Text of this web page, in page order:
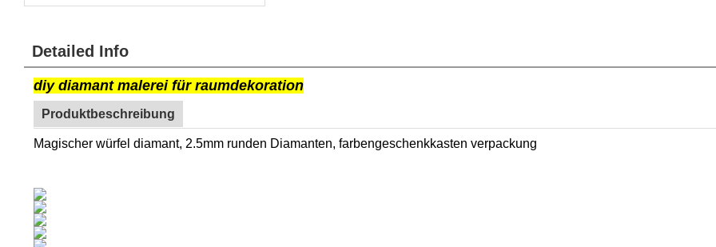
Detailed Info
diy diamant malerei für raumdekoration
Produktbeschreibung
Magischer würfel diamant, 2.5mm runden Diamanten, farbengeschenkkasten verpackung